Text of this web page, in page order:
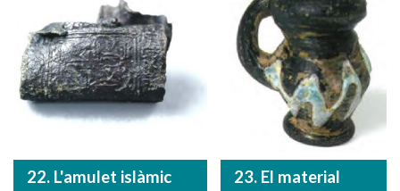
22. L'amulet islàmic
23. El material